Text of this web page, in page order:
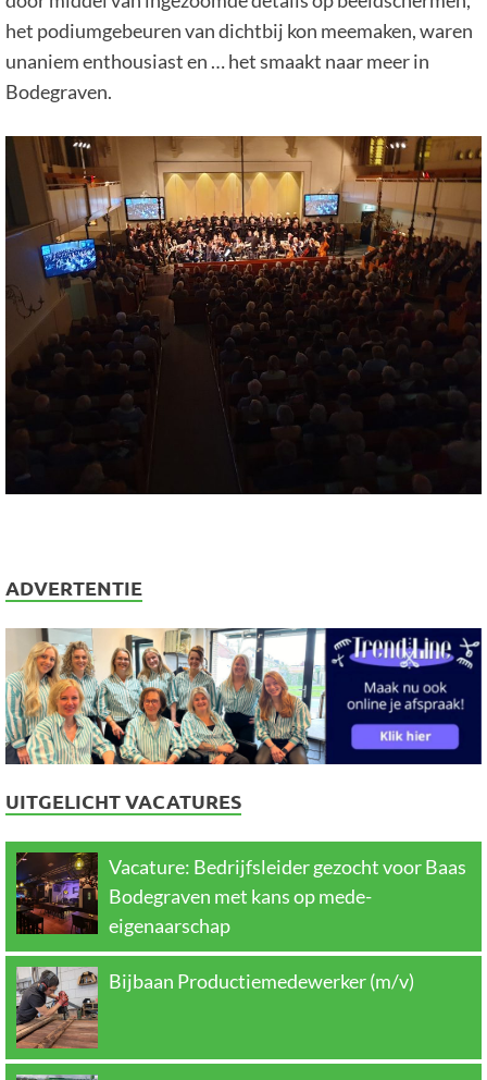
het podiumgebeuren van dichtbij kon meemaken, waren
unaniem enthousiast en … het smaakt naar meer in
Bodegraven.
ADVERTENTIE
UITGELICHT VACATURES
Vacature: Bedrijfsleider gezocht voor Baas
Bodegraven met kans op mede-
eigenaarschap
Bijbaan Productiemedewerker (m/v)